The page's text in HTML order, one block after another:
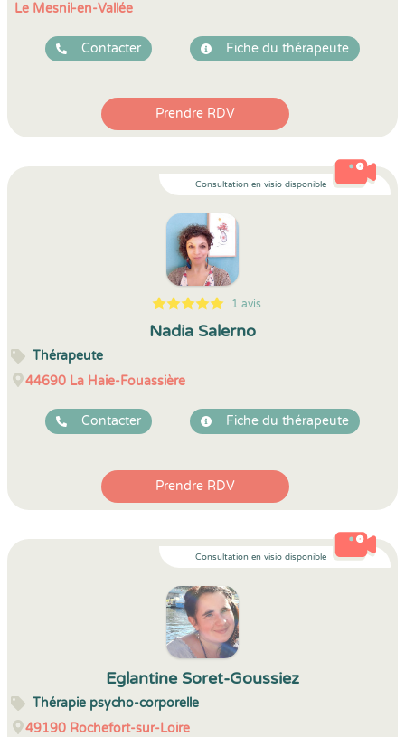
Le Mesnil-en-Vallée
Contacter Fiche du thérapeute
Prendre RDV
Consultation en visio disponible
5
1
5
1 1 avis
Nadia Salerno
Thérapeute
44690 La Haie-Fouassière
Contacter Fiche du thérapeute
Prendre RDV
Consultation en visio disponible
Eglantine Soret-Goussiez
Thérapie psycho-corporelle
49190 Rochefort-sur-Loire